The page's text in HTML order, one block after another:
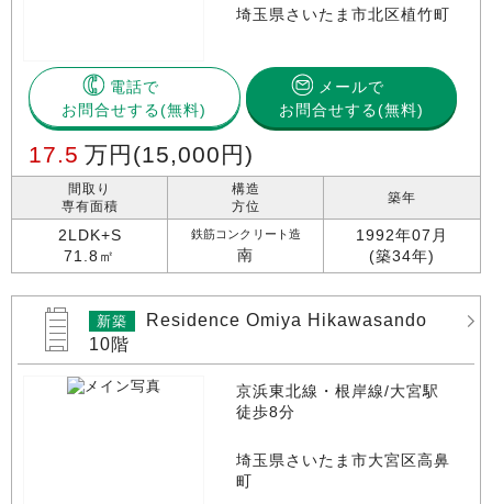
埼玉県さいたま市北区植竹町
電話で
お問合せする
メールで
お問合せする(無料)
17.5 万円 (15,000円)
間取り
専有面積
2LDK+S
71.8㎡
構造
方位
鉄筋コンクリート造
南
築年
1992年07月
(築34年)
新築
Residence Omiya Hikawasando
10階
京浜東北線・根岸線/大宮駅
徒歩8分
埼玉県さいたま市大宮区高鼻
町